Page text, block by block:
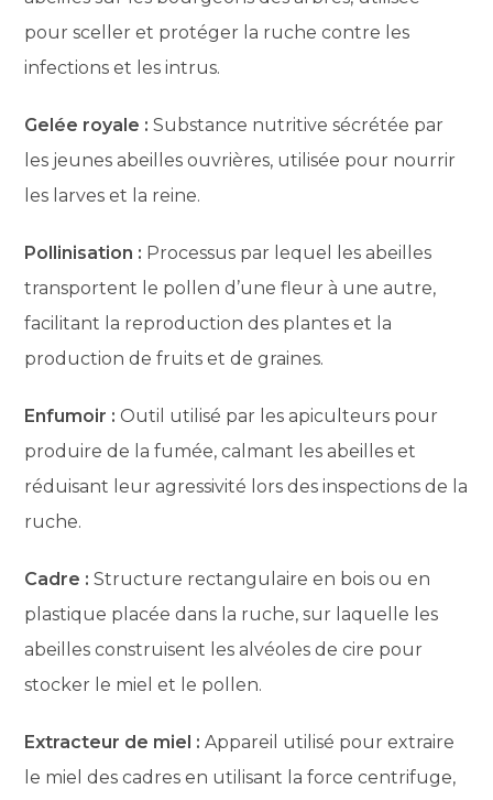
pour sceller et protéger la ruche contre les
infections et les intrus.
Gelée royale : Substance nutritive sécrétée par
les jeunes abeilles ouvrières, utilisée pour nourrir
les larves et la reine.
Pollinisation : Processus par lequel les abeilles
transportent le pollen d’une fleur à une autre,
facilitant la reproduction des plantes et la
production de fruits et de graines.
Enfumoir : Outil utilisé par les apiculteurs pour
produire de la fumée, calmant les abeilles et
réduisant leur agressivité lors des inspections de la
ruche.
Cadre : Structure rectangulaire en bois ou en
plastique placée dans la ruche, sur laquelle les
abeilles construisent les alvéoles de cire pour
stocker le miel et le pollen.
Extracteur de miel : Appareil utilisé pour extraire
le miel des cadres en utilisant la force centrifuge,